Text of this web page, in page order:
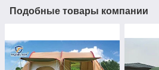
Подобные товары компании